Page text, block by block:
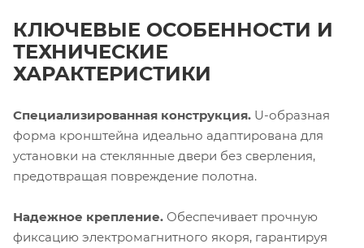
КЛЮЧЕВЫЕ ОСОБЕННОСТИ И
ТЕХНИЧЕСКИЕ
ХАРАКТЕРИСТИКИ
Специализированная конструкция. U-образная
форма кронштейна идеально адаптирована для
установки на стеклянные двери без сверления,
предотвращая повреждение полотна.
Надежное крепление. Обеспечивает прочную
фиксацию электромагнитного якоря, гарантируя